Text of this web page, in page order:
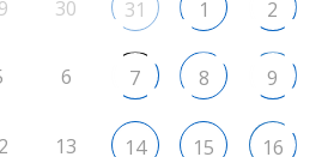
30 31 1 2
6 7 8 9
13 14 15 16